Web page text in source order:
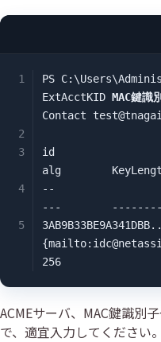
PS
ExtAcctKID MAC鍵識
Contact
id
alg
--
---
256
ACMEサーバ、MAC鍵識別
で、適宜入力してください。